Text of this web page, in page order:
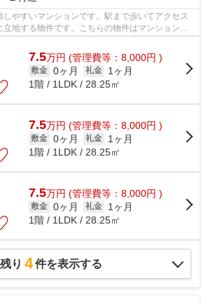
やすいマンションです。駅まで歩いてアクセス
地する物件です。こちらの物件はマンションで
たい方、鉄筋...
7.5万円 (管理費等：8,000円 )
敷金 0ヶ月 礼金
1ヶ月
1階 / 1LDK / 28.25㎡
7.5万円 (管理費等：8,000円 )
敷金 0ヶ月 礼金
1ヶ月
1階 / 1LDK / 28.25㎡
7.5万円 (管理費等：8,000円 )
敷金 0ヶ月 礼金
1ヶ月
1階 / 1LDK / 28.25㎡
残り 4件を表示する